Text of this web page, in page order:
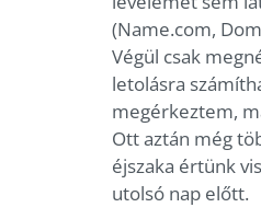
(Name.com,
Végül csak
letolásra
megérkeztem,
Ott aztán még
éjszaka értünk
utolsó nap előtt.